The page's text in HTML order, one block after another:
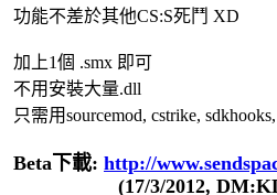
功能不差於其他CS:S死鬥 XD
加上1個 .smx 即可
不用安裝大量.dll
只需用sourcemod, cstrike,
Beta下載: http://
(17/3/2012, DM:KD-